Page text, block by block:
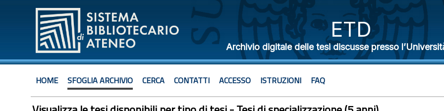
ETD
Archivio digitale delle tesi discusse presso
HOME SFOGLIA ARCHIVIO CERCA CONTATTI ACCESSO ISTRUZIONI FAQ